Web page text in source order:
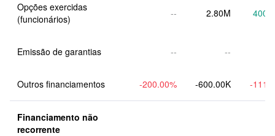
Opções exercidas
(funcionários)
-- 2.80M
Emissão de garantias -- --
Outros financiamentos -200.00% -600.00K -
Financiamento não
recorrente